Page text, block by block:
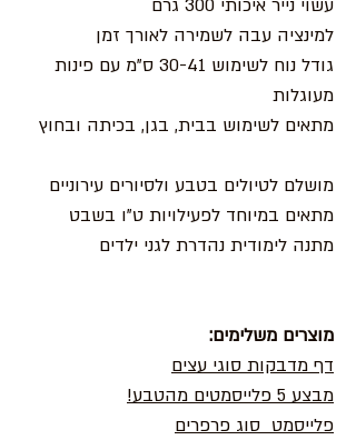
עשוי נייר איכותי 300 גרם
למינציה עבה לשמירה לאורך זמן
גודל נוח לשימוש 30-41 ס"מ עם פינות
מעוגלות
מתאים לשימוש בבית, בגן, בכיתה ובחוץ
מושלם לטיולים בטבע ולסיורים עירוניים
מתאים במיוחד לפעילויות ט"ו בשבט
מתנה לימודית נהדרת לגני ילדים
מוצרים משלימים:
דף מדבקות סוגי עצים
מבצע 5 פלייסמטים מהטבע!
פלייסמט סוג פרפרים